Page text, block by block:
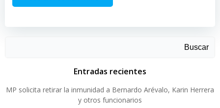
Buscar
Entradas recientes
MP solicita retirar la inmunidad a Bernardo Arévalo, Karin Herrera
y otros funcionarios